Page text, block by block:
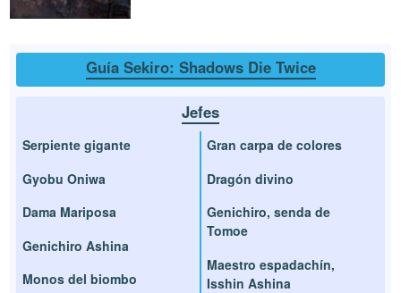
Guía Sekiro: Shadows Die Twice
Jefes
Serpiente gigante
Gyobu Oniwa
Dama Mariposa
Genichiro Ashina
Monos del biombo
Gran carpa de colores
Dragón divino
Genichiro, senda de
Tomoe
Maestro espadachín,
Isshin Ashina